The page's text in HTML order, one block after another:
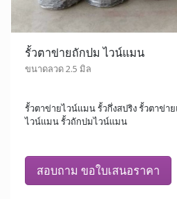
รั้วตาข่ายถักปม ไวน์แมน
ขนาดลวด 2.5 มิล
รั้วตาข่ายไวน์แมน รั้วกึ่งสปริง รั้วตาข่าย
ไวน์แมน รั้วถักปมไวน์แมน
สอบถาม ขอใบเสนอราคา